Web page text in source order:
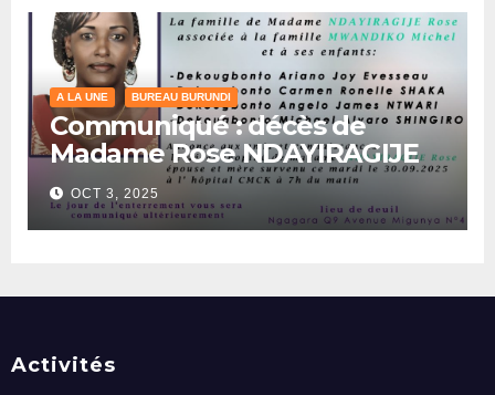
A LA UNE BUREAU BURUNDI
Communiqué : décès de
Madame Rose NDAYIRAGIJE
OCT 3, 2025
Activités